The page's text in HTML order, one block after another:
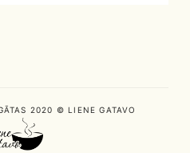
2020 © LIENE GATAVO